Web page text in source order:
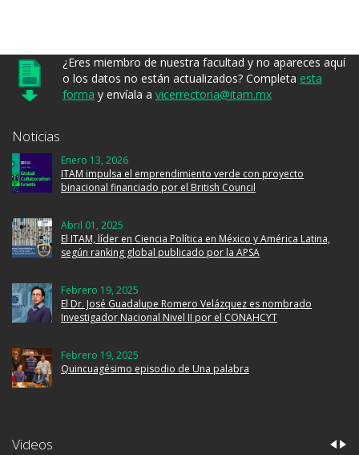
¿Eres miembro de nuestra facultad y no apareces aquí
o los datos no están actualizados? Completa esta
forma y envíala a vicerrectoria@itam.mx
Noticias
Enero 13, 2026
ITAM impulsa el emprendimiento verde con proyecto
binacional financiado por el British Council
Abril 01, 2025
El ITAM, líder en Ciencia Política en México y América Latina,
según ranking global publicado por la APSA
Febrero 19, 2025
El Dr. José Guadalupe Romero Velázquez es nombrado
Investigador Nacional Nivel II por el CONAHCYT
Febrero 19, 2025
Quincuagésimo episodio de Una palabra
Videos